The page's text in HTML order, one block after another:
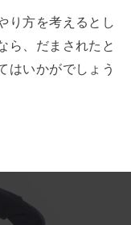
り方を考えるとし
ら、だまされたと
はいかがでしょう